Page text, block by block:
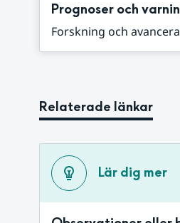
Prognoser och
Forskning och
Relaterade länkar
Lär dig mer